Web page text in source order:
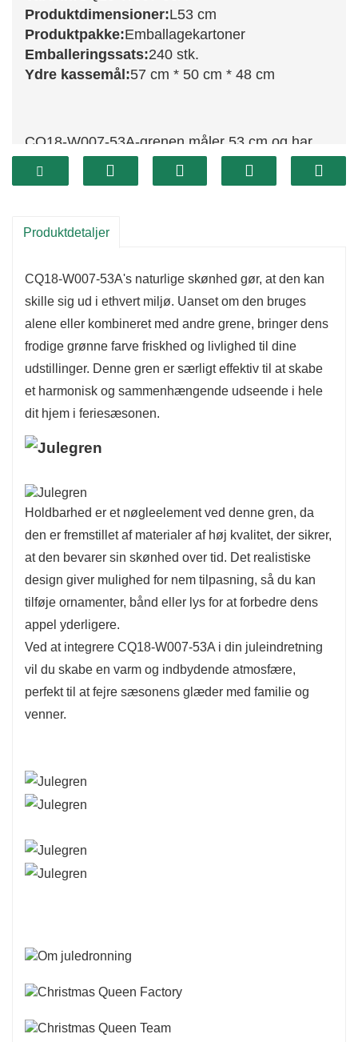
Produktdimensioner:L53 cm
Produktpakke:Emballagekartoner
Emballeringssats:240 stk.
Ydre kassemål:57 cm * 50 cm * 48 cm
CQ18-W007-53A-grenen måler 53 cm og har
smukt grønt løv, der tilføjer et strejf af natur til
din juleindretning. Dens realistiske udseende
forskellige arrangementer, herunder kranse,
alsidig nok til at passe til forskellige
dekorationsstile, fra traditionel til moderne.
Produktdetaljer
CQ18-W007-53A's naturlige skønhed gør, at den kan
skille sig ud i ethvert miljø. Uanset om den bruges
alene eller kombineret med andre grene, bringer dens
frodige grønne farve friskhed og livlighed til dine
udstillinger. Denne gren er særligt effektiv til at skabe
et harmonisk og sammenhængende udseende i hele
dit hjem i feriesæsonen.
Holdbarhed er et nøgleelement ved denne gren, da
den er fremstillet af materialer af høj kvalitet, der sikrer,
at den bevarer sin skønhed over tid. Det realistiske
design giver mulighed for nem tilpasning, så du kan
tilføje ornamenter, bånd eller lys for at forbedre dens
appel yderligere.
Ved at integrere CQ18-W007-53A i din juleindretning
vil du skabe en varm og indbydende atmosfære,
perfekt til at fejre sæsonens glæder med familie og
venner.